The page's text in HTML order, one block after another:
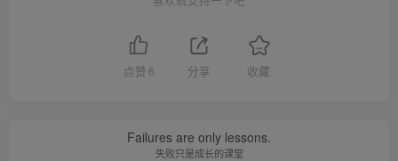
点赞 6 分享 收藏
Failures are only lessons.
失败只是成长的课堂